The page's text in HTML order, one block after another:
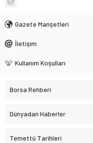
Gazete Manşetleri
İletişim
Kullanım Koşulları
Borsa Rehberi
Dünyadan Haberler
Temettü Tarihleri